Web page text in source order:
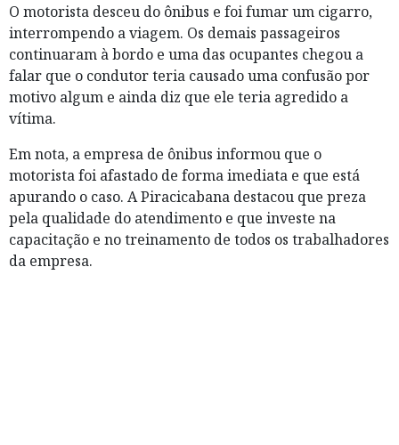
O motorista desceu do ônibus e foi fumar um cigarro,
interrompendo a viagem. Os demais passageiros
continuaram à bordo e uma das ocupantes chegou a
falar que o condutor teria causado uma confusão por
motivo algum e ainda diz que ele teria agredido a
vítima.
Em nota, a empresa de ônibus informou que o
motorista foi afastado de forma imediata e que está
apurando o caso. A Piracicabana destacou que preza
pela qualidade do atendimento e que investe na
capacitação e no treinamento de todos os trabalhadores
da empresa.